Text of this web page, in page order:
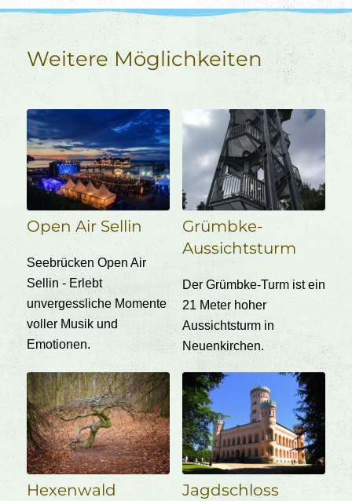
Weitere Möglichkeiten
Open Air Sellin
Seebrücken Open Air
Sellin - Erlebt
unvergessliche Momente
voller Musik und
Emotionen.
Grümbke-
Aussichtsturm
Der Grümbke-Turm ist ein
21 Meter hoher
Aussichtsturm in
Neuenkirchen.
Hexenwald
Jagdschloss